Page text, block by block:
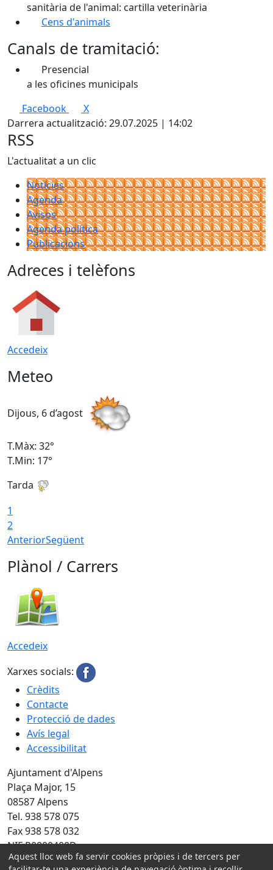
sanitària de l'animal: cartilla veterinària
Cens d'animals
Canals de tramitació:
Presencial
a les oficines municipals
Facebook
X
Darrera actualització: 29.07.2025 | 14:02
RSS
L'actualitat a un clic
Notícies
Agenda
Avisos
Agenda política
Publicacions
Adreces i telèfons
Accedeix
Meteo
Dijous, 6 d’agost
T.Màx: 32°
T.Min: 17°
Tarda
1
2
AnteriorSegüent
Plànol / Carrers
Accedeix
Xarxes socials:
Crèdits
Contacte
Protecció de dades
Avís legal
Accessibilitat
Ajuntament d'Alpens
Plaça Major, 15
08587 Alpens
Tel. 938 578 075
Fax 938 578 032
NIF P0800400D
Aquest lloc web fa servir cookies pròpies i de tercers per